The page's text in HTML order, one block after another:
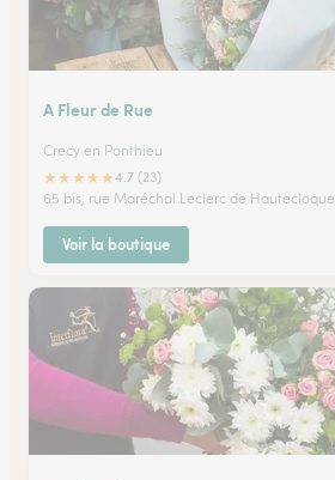
A Fleur de Rue
Crecy en Ponthieu
★★★★★4.7 (23)
65 bis, rue Maréchal Leclerc de Hautecloque
Voir la boutique